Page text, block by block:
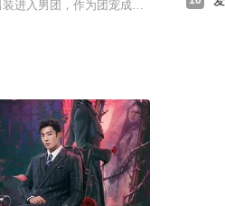
要（张世 饰）一起穿越到了2200多年
唠嗑，生活变得多姿多彩。
鬟暗杀，大难不死，醒来却早已物是人
进入男团，作为团宠成功出道，却被偶